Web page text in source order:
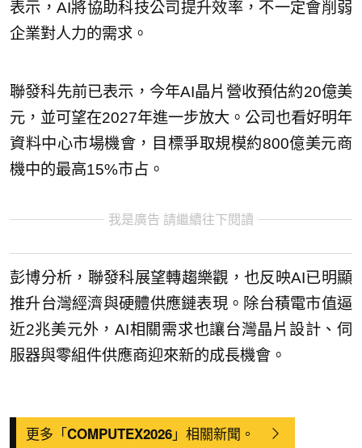
表示，AI將協助科技公司提升效率，不一定會削弱
企業對人力的需求。
聯發科先前已表示，今年AI晶片營收預估約20億美
元，並可望在2027年進一步放大。公司也看好明年
資料中心市場機會，目標爭取規模約800億美元商
機中的最高15%市占。
我是廣告 請繼續往下閱讀
彭博分析，聯發科展望轉趨樂觀，也反映AI已明顯
推升台灣經濟與硬體供應鏈表現。除台積電市值逼
近2兆美元外，AI相關需求也讓台灣晶片設計、伺
服器與零組件供應商迎來新的成長機會。
更多「COMPUTEX2026」相關新聞。